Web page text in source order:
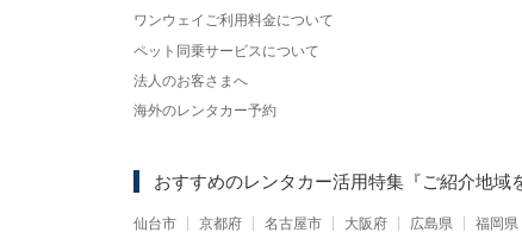
ワンウェイご利用料金について
ペット同乗サービスについて
法人のお客さまへ
海外のレンタカー予約
おすすめのレンタカー活用特集 『ご紹介地域
仙台市 京都府 名古屋市 大阪府 広島県 福岡県